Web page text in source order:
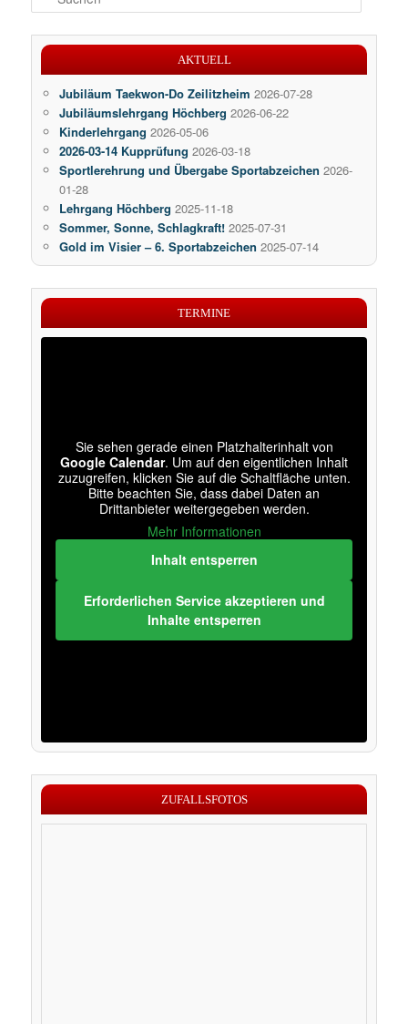
u
AKTUELL
Jubiläum Taekwon-Do Zeilitzheim 2026-07-28
Jubiläumslehrgang Höchberg 2026-06-22
Kinderlehrgang 2026-05-06
2026-03-14 Kupprüfung 2026-03-18
Sportlerehrung und Übergabe Sportabzeichen 2026-
01-28
Lehrgang Höchberg 2025-11-18
Sommer, Sonne, Schlagkraft! 2025-07-31
Gold im Visier – 6. Sportabzeichen 2025-07-14
TERMINE
Sie sehen gerade einen Platzhalterinhalt von
Google Calendar. Um auf den eigentlichen Inhalt
zuzugreifen, klicken Sie auf die Schaltfläche unten.
Bitte beachten Sie, dass dabei Daten an
Drittanbieter weitergegeben werden.
Mehr Informationen
Inhalt entsperren
Erforderlichen Service akzeptieren und
Inhalte entsperren
ZUFALLSFOTOS